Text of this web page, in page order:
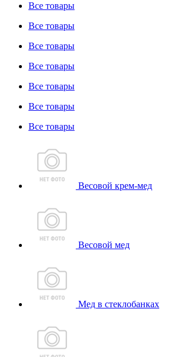
Все товары
Все товары
Все товары
Все товары
Все товары
Все товары
Все товары
Весовой крем-мед
Весовой мед
Мед в стеклобанках